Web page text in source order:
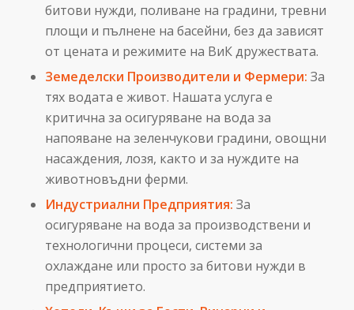
битови нужди, поливане на градини, тревни
площи и пълнене на басейни, без да зависят
от цената и режимите на ВиК дружествата.
Земеделски Производители и Фермери: За
тях водата е живот. Нашата услуга е
критична за осигуряване на вода за
напояване на зеленчукови градини, овощни
насаждения, лозя, както и за нуждите на
животновъдни ферми.
Индустриални Предприятия: За
осигуряване на вода за производствени и
технологични процеси, системи за
охлаждане или просто за битови нужди в
предприятието.